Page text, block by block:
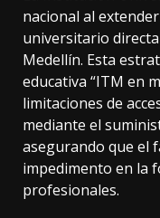
nacional al
universitario
Medellín. Esta
educativa “ITM en
limitaciones de
mediante el
asegurando que el
impedimento en la
profesionales.